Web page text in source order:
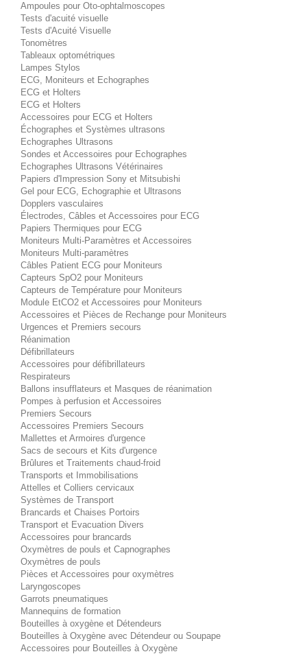
Ampoules pour Oto-ophtalmoscopes
Tests d'acuité visuelle
Tests d'Acuité Visuelle
Tonomètres
Tableaux optométriques
Lampes Stylos
ECG, Moniteurs et Echographes
ECG et Holters
ECG et Holters
Accessoires pour ECG et Holters
Échographes et Systèmes ultrasons
Echographes Ultrasons
Sondes et Accessoires pour Echographes
Echographes Ultrasons Vétérinaires
Papiers d'Impression Sony et Mitsubishi
Gel pour ECG, Echographie et Ultrasons
Dopplers vasculaires
Électrodes, Câbles et Accessoires pour ECG
Papiers Thermiques pour ECG
Moniteurs Multi-Paramètres et Accessoires
Moniteurs Multi-paramètres
Câbles Patient ECG pour Moniteurs
Capteurs SpO2 pour Moniteurs
Capteurs de Température pour Moniteurs
Module EtCO2 et Accessoires pour Moniteurs
Accessoires et Pièces de Rechange pour Moniteurs
Urgences et Premiers secours
Réanimation
Défibrillateurs
Accessoires pour défibrillateurs
Respirateurs
Ballons insufflateurs et Masques de réanimation
Pompes à perfusion et Accessoires
Premiers Secours
Accessoires Premiers Secours
Mallettes et Armoires d'urgence
Sacs de secours et Kits d'urgence
Brûlures et Traitements chaud-froid
Transports et Immobilisations
Attelles et Colliers cervicaux
Systèmes de Transport
Brancards et Chaises Portoirs
Transport et Evacuation Divers
Accessoires pour brancards
Oxymètres de pouls et Capnographes
Oxymètres de pouls
Pièces et Accessoires pour oxymètres
Laryngoscopes
Garrots pneumatiques
Mannequins de formation
Bouteilles à oxygène et Détendeurs
Bouteilles à Oxygène avec Détendeur ou Soupape
Accessoires pour Bouteilles à Oxygène